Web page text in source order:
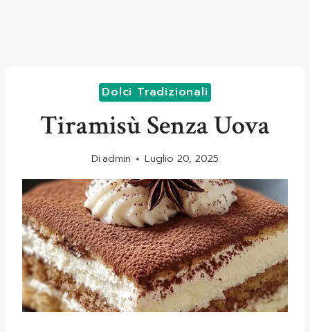
Dolci Tradizionali
Tiramisù Senza Uova
Diadmin Luglio 20, 2025